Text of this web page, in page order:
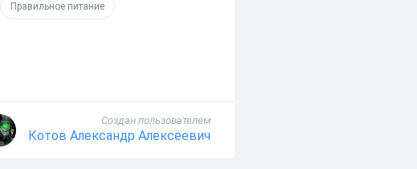
Правильное питание
Создан пользователем
Котов Александр Алексеевич